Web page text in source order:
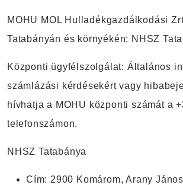
MOHU MOL Hulladékgazdálkodási
Tatabányán és környékén: NHSZ
Központi ügyfélszolgálat: Általános
számlázási kérdésekért vagy
hívhatja a MOHU központi számát a
telefonszámon.
NHSZ Tatabánya
Cím: 2900 Komárom, Arany